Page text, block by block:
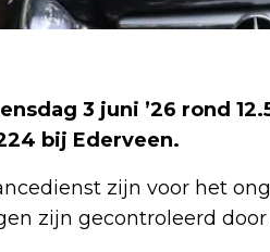
3 juni ’26 rond
bij Ederveen.
zijn voor het
zijn gecontroleerd